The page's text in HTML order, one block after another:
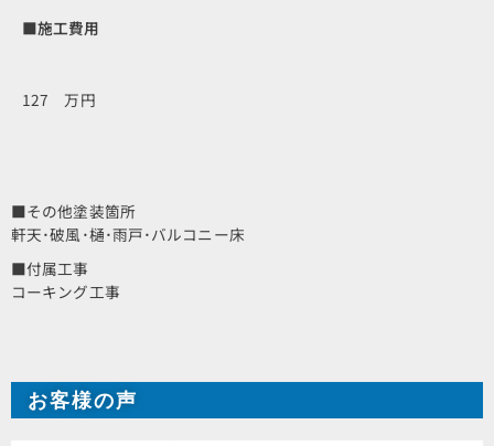
■施工費用
127 万円
■その他塗装箇所
軒天･破風･樋･雨戸･バルコニー床
■付属工事
コーキング工事
お客様の声